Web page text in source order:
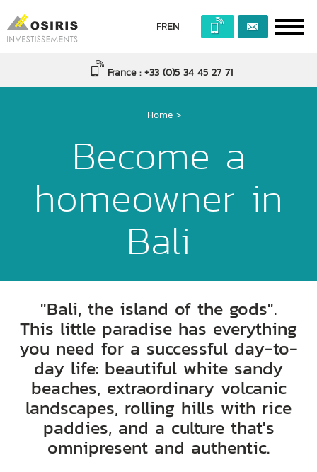
FREN
France : +33 (0)5 34 45 27 71
Home >
Become a
homeowner in
Bali
"Bali, the island of the gods".
This little paradise has everything
you need for a successful day-to-
day life: beautiful white sandy
beaches, extraordinary volcanic
landscapes, rolling hills with rice
paddies, and a culture that's
omnipresent and authentic.